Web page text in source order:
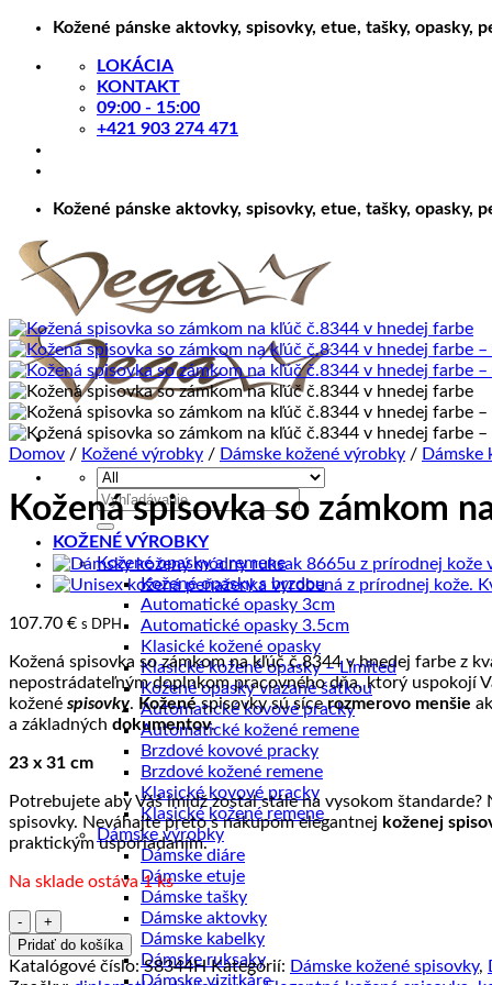
Skip
content
Kožené pánske aktovky, spisovky, etue, tašky, opasky,
LOKÁCIA
KONTAKT
09:00 - 15:00
+421 903 274 471
Kožené pánske aktovky, spisovky, etue, tašky, opasky,
Hľadať:
KOŽENÉ VÝROBKY
Kožené opasky a remene
Kožené opasky s brzdou
Automatické opasky 3cm
Automatické opasky 3.5cm
Klasické kožené opasky
Klasické kožené opasky – Limited
Kožené opasky viazané šatkou
Automatické kovové pracky
Automatické kožené remene
Brzdové kovové pracky
Brzdové kožené remene
Klasické kovové pracky
Klasické kožené remene
Dámske výrobky
Dámske diáre
Dámske etuje
Dámske tašky
Dámske aktovky
Dámske kabelky
Dámske ruksaky
Dámske vizitkáre
Domov / Kožené výrobky / Dámske kožené výrobky / Dámske
Kožená spisovka so zámkom
107.70 € s DPH
Kožená spisovka so zámkom na kľúč č.8344 v hnedej farbe z
nepostrádateľným doplnkom pracovného dňa, ktorý uspokojí
kožené spisovky. Koženéspisovky sú sícerozmerovo menšie
a základných dokumentov.
23 x 31 cm
Potrebujete aby Váš imidž zostal stále na vysokom
spisovky. Neváhajte preto s nákupom elegantnej koženej
praktickým usporiadaním.
Na sklade ostáva 1 ks
množstvo
Kožená
spisovka
Pridať do košíka
Katalógové číslo:S8344H Kategórií: Dámske kožené spisovky,